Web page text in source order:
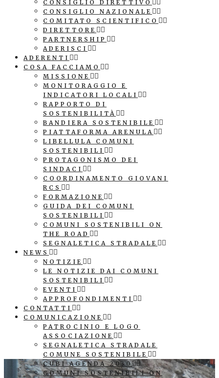
CONSIGLIO DIRETTIVO
CONSIGLIO NAZIONALE
COMITATO SCIENTIFICO
DIRETTORE
PARTNERSHIP
ADERISCI
ADERENTI
COSA FACCIAMO
MISSIONE
MONITORAGGIO E
INDICATORI LOCALI
RAPPORTO DI
SOSTENIBILITÀ
BANDIERA SOSTENIBILE
PIATTAFORMA ARENULA
LIBELLULA COMUNI
SOSTENIBILI
PROTAGONISMO DEI
SINDACI
COORDINAMENTO GIOVANI
RCS
FORMAZIONE
GUIDA DEI COMUNI
SOSTENIBILI
COMUNI SOSTENIBILI ON
THE ROAD
SEGNALETICA STRADALE
NEWS
NOTIZIE
LE NOTIZIE DAI COMUNI
SOSTENIBILI
EVENTI
APPROFONDIMENTI
CONTATTI
COMUNICAZIONE
PATROCINIO E LOGO
ASSOCIAZIONE
SEGNALETICA STRADALE
COMUNE SOSTENIBILE
CUBI AGENDA 2030
COMUNI SOSTENIBILI ON